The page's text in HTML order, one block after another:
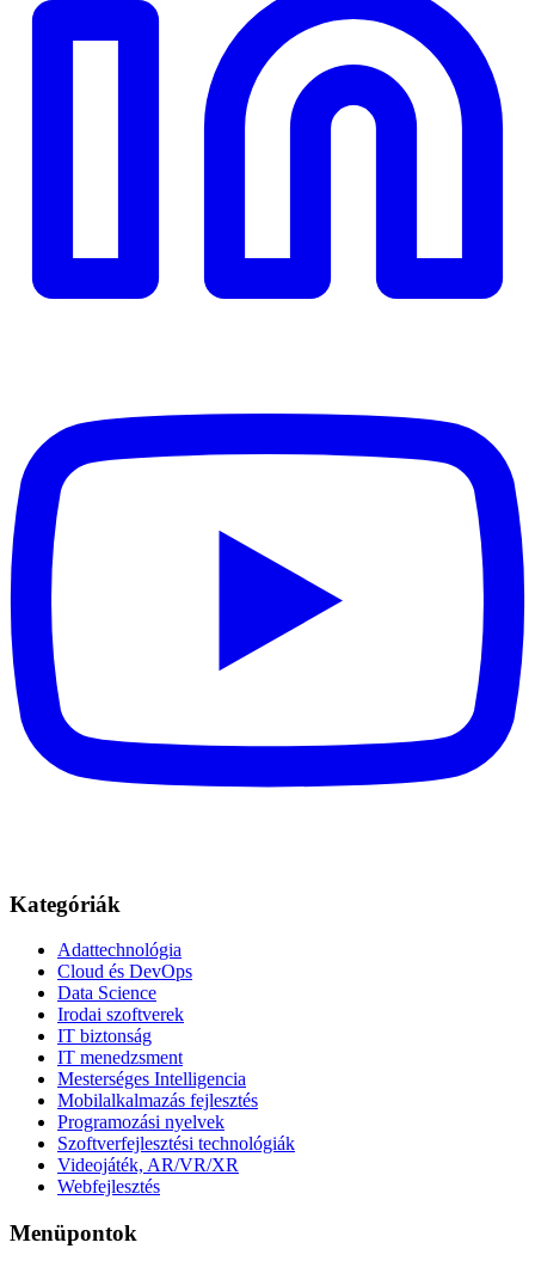
Kategóriák
Adattechnológia
Cloud és DevOps
Data Science
Irodai szoftverek
IT biztonság
IT menedzsment
Mesterséges Intelligencia
Mobilalkalmazás fejlesztés
Programozási nyelvek
Szoftverfejlesztési technológiák
Videojáték, AR/VR/XR
Webfejlesztés
Menüpontok